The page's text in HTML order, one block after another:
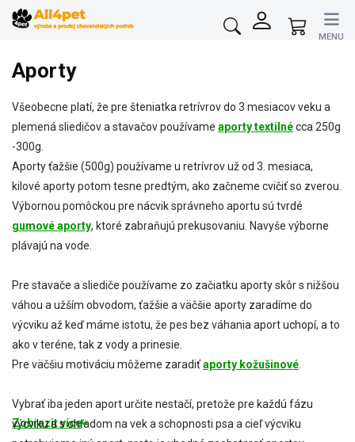
Prejsť
Nákupný
košík
Aporty
Všeobecne platí, že pre šteniatka retrívrov do 3 mesiacov veku a
plemená sliedičov a stavačov používame aporty textilnécca 250g
-300g.
Aporty ťažšie (500g) používame u retrívrov už od 3. mesiaca,
kilové aporty potom tesne predtým, ako začneme cvičiť so zverou.
Výbornou pomôckou pre nácvik správneho aportu sú tvrdé
gumové aporty, ktoré zabraňujú prekusovaniu. Navyše výborne
plávajú na vode.
Pre stavače a sliediče používame zo začiatku aporty skôr s nižšou
váhou a užším obvodom, ťažšie a väčšie aporty zaradíme do
výcviku až keď máme istotu, že pes bez váhania aport uchopí, a to
ako v teréne, tak z vody a prinesie.
Pre väčšiu motiváciu môžeme zaradiťaporty kožušinové
Vybrať iba jeden aport určite nestačí, pretože pre každú fázu
výcviku a s ohľadom na vek a schopnosti psa a cieľ výcviku
Zobrazit více